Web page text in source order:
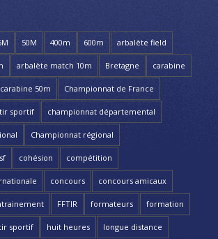
50M 400m 600m arbalète field
arbalète match 10m Bretagne carabine
carabine 50m Championnat de France
sportif championnat départemental
Championnat régional
cohésion compétition
concours concours amicaux
FFTIR formateurs formation
sportif huit heures longue distance